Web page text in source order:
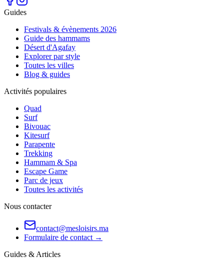
Guides
Festivals & évènements 2026
Guide des hammams
Désert d'Agafay
Explorer par style
Toutes les villes
Blog & guides
Activités populaires
Quad
Surf
Bivouac
Kitesurf
Parapente
Trekking
Hammam & Spa
Escape Game
Parc de jeux
Toutes les activités
Nous contacter
contact@mesloisirs.ma
Formulaire de contact →
Guides & Articles